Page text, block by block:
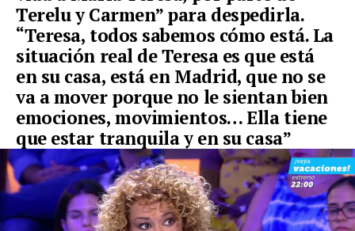
Terelu y Carmen” para despedirla.
“Teresa, todos sabemos cómo está. La
situación real de Teresa es que está
en su casa, está en Madrid, que no se
va a mover porque no le sientan bien
emociones, movimientos… Ella tiene
que estar tranquila y en su casa”